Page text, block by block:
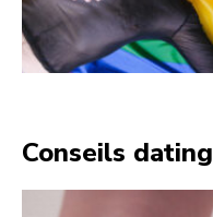
Conseils dating